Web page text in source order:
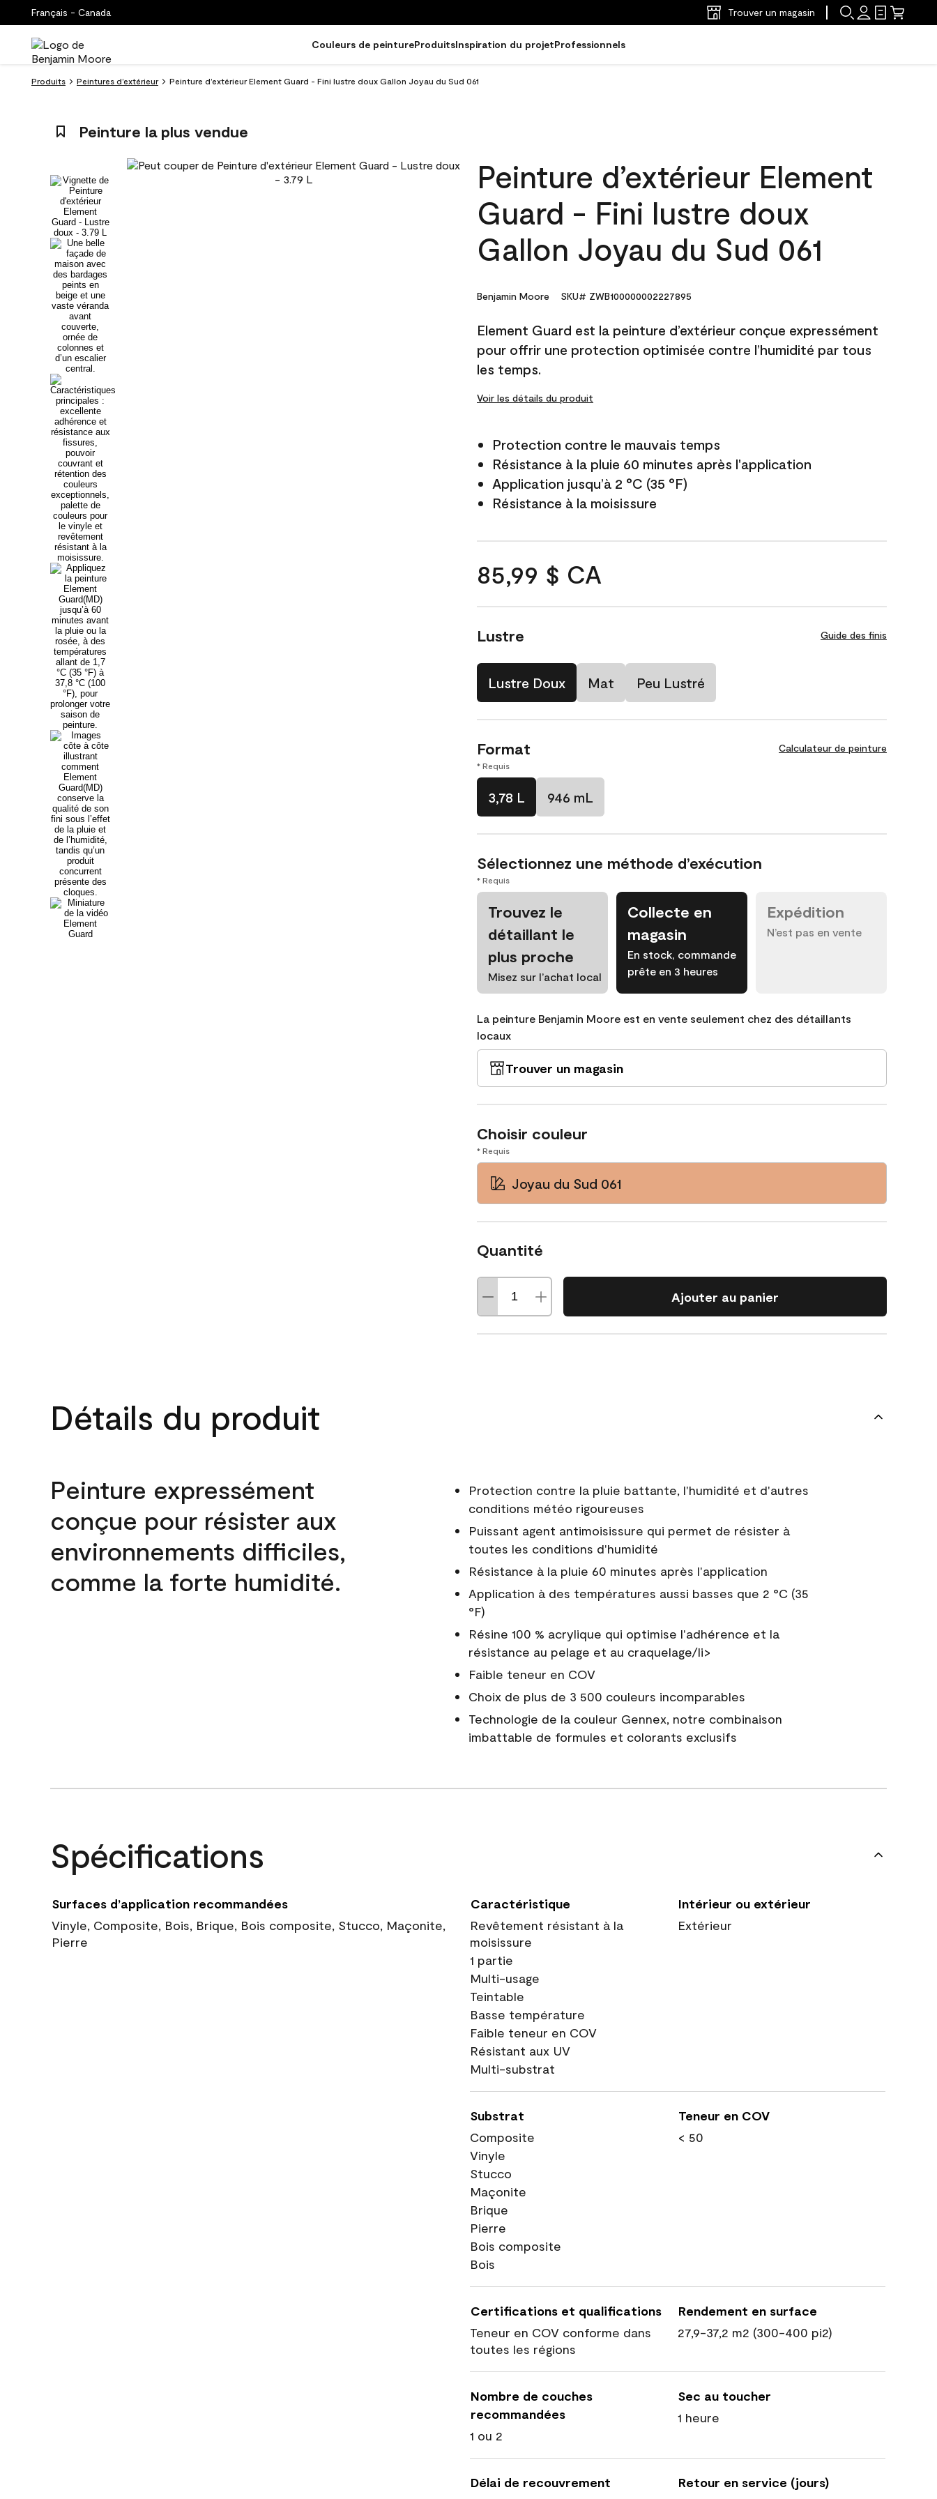
Français - Canada Trouver un magasin
Couleurs de peintureProduitsInspiration du projetProfessionnels
Produits Peintures d’extérieur Peinture d’extérieur Element Guard - Fini lustre doux Gallon Joyau du Sud 061
Peinture la plus vendue
Peinture d’extérieur Element
Guard - Fini lustre doux
Gallon Joyau du Sud 061
Benjamin Moore SKU# ZWB100000002227895
Element Guard est la peinture d’extérieur conçue expressément
pour offrir une protection optimisée contre l’humidité par tous
les temps.
Voir les détails du produit
Protection contre le mauvais temps
Résistance à la pluie 60 minutes après l'application
Application jusqu’à 2 °C (35 °F)
Résistance à la moisissure
85,99 $ CA
Lustre Guide des finis
Lustre Doux Mat Peu Lustré
Format Calculateur de peinture
* Requis
3,78 L 946 mL
Sélectionnez une méthode d’exécution
* Requis
Trouvez le
détaillant le
plus proche
Misez sur l’achat local
Collecte en
magasin
En stock, commande
prête en 3 heures
Expédition
N’est pas en vente
La peinture Benjamin Moore est en vente seulement chez des détaillants
locaux
Trouver un magasin
Choisir couleur
* Requis
Joyau du Sud 061
Quantité
Ajouter au panier
Détails du produit
Peinture expressément
conçue pour résister aux
environnements difficiles,
comme la forte humidité.
Protection contre la pluie battante, l'humidité et d'autres
conditions météo rigoureuses
Puissant agent antimoisissure qui permet de résister à
toutes les conditions d'humidité
Résistance à la pluie 60 minutes après l'application
Application à des températures aussi basses que 2 °C (35
°F)
Résine 100 % acrylique qui optimise l'adhérence et la
résistance au pelage et au craquelage/li>
Faible teneur en COV
Choix de plus de 3 500 couleurs incomparables
Technologie de la couleur Gennex, notre combinaison
imbattable de formules et colorants exclusifs
Spécifications
Surfaces d’application recommandées
Vinyle, Composite, Bois, Brique, Bois composite, Stucco, Maçonite,
Pierre
Caractéristique
Revêtement résistant à la
moisissure
1 partie
Multi-usage
Teintable
Basse température
Faible teneur en COV
Résistant aux UV
Multi-substrat
Intérieur ou extérieur
Extérieur
Substrat
Composite
Vinyle
Stucco
Maçonite
Brique
Pierre
Bois composite
Bois
Teneur en COV
< 50
Certifications et qualifications
Teneur en COV conforme dans
toutes les régions
Rendement en surface
27,9-37,2 m2 (300-400 pi2)
Nombre de couches
recommandées
1 ou 2
Sec au toucher
1 heure
Délai de recouvrement
Retour en service (jours)